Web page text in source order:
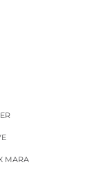
MARA